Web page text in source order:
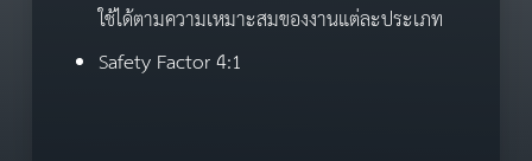
ใช้ได้ตามความเหมาะสมของงานแต่ละประเภท
Safety Factor 4:1